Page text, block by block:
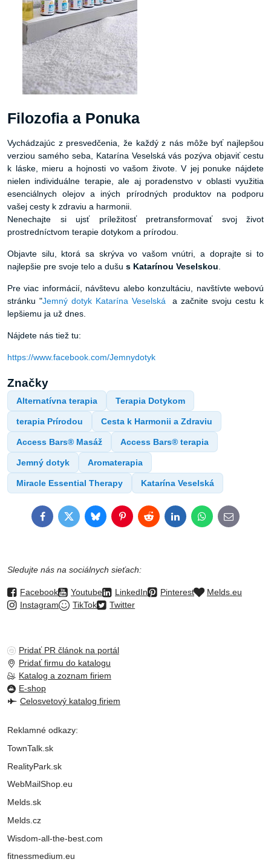
Filozofia a Ponuka
Vychádzajúc z presvedčenia, že každý z nás môže byť najlepšou
verziou samého seba, Katarína Veselská vás pozýva objaviť cestu
k láske, mieru a hojnosti vo vašom živote. V jej ponuke nájdete
nielen individuálne terapie, ale aj poradenstvo v oblasti využitia
esenciálnych olejov a iných prírodných produktov na podporu
vašej cesty k zdraviu a harmonii.
Nenechajte si ujsť príležitosť pretransformovať svoj život
prostredníctvom terapie dotykom a prírodou.
Objavte silu, ktorá sa skrýva vo vašom vnútri, a doprajte si to
najlepšie pre svoje telo a dušu s Katarínou Veselskou
Pre viac informácií, návštevu alebo konzultáciu, navštívte webovú
stránku "Jemný dotyk Katarína Veselská a začnite svoju cestu k
lepšiemu ja už dnes.
Nájdete nás tiež tu:
https://www.facebook.com/Jemnydotyk
Značky
Alternatívna terapia Terapia Dotykom
terapia Prírodou Cesta k Harmonii a Zdraviu
Access Bars® Masáž Access Bars® terapia
Jemný dotyk Aromaterapia
Miracle Essential Therapy Katarína Veselská
FacebookTwitterBlueskyPinterestRedditLinkedInWhatsApp
E-
mail
Sledujte nás na sociálnych sieťach:
Facebook Youtube LinkedIn Pinterest
Melds.eu
Instagram
TikTok Twitter
Pridať PR článok na portál
Pridať firmu do katalogu
Katalog a zoznam firiem
E-shop
Celosvetový katalog firiem
Reklamné odkazy:
TownTalk.sk
RealityPark.sk
WebMailShop.eu
Melds.sk
Melds.cz
Wisdom-all-the-best.com
fitnessmedium.eu